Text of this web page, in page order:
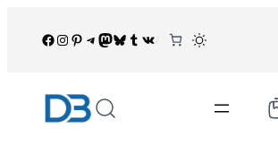
Facebook
Instagram
Pinterest
Telegram
Mastodon
Bluesky
Tumblr
VK